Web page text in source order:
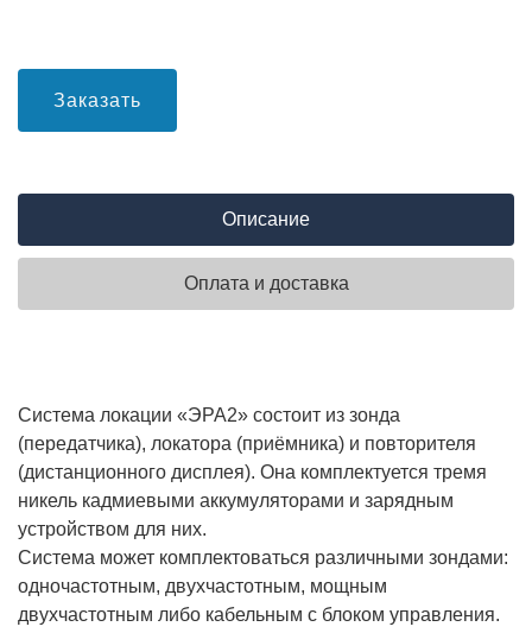
Заказать
Описание
Оплата и доставка
Система локации «ЭРА2» состоит из зонда
(передатчика), локатора (приёмника) и повторителя
(дистанционного дисплея). Она комплектуется тремя
никель кадмиевыми аккумуляторами и зарядным
устройством для них.
Система может комплектоваться различными зондами:
одночастотным, двухчастотным, мощным
двухчастотным либо кабельным с блоком управления.